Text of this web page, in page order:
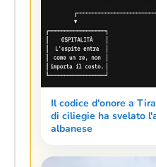
Il codice d'onore a
di ciliegie ha svelato
albanese